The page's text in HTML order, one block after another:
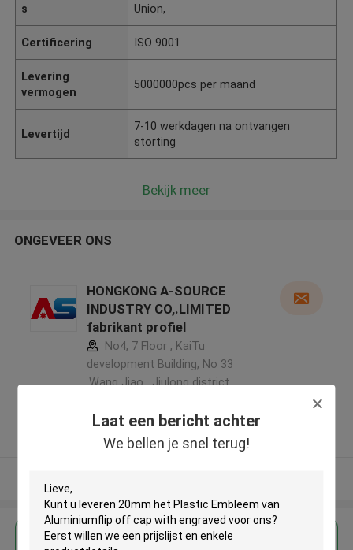
Laat een bericht achter
We bellen je snel terug!
s
Union,
Certificering ISO 9001
Levering
vermogen
5000000pcs per maand
Levertijd
7-10 werkdagen na ontvangen
storting
Bekijk meer
ONGEVEER ONS
HONGKONG A-SOURCE
INDUSTRY CO,.LIMITED
fabrikant profiel
No4, 7 Floor , KaiTu
development Building, No 33
,Wang Jiao , Jiulong district
5.0
Geverifieerde Leverancier
Krijg de beste prijs voor